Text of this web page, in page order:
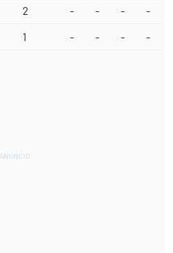
2 - - - -
1 - - - -